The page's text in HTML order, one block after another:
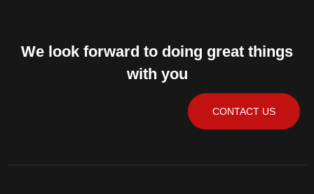
We look forward to doing great things
with you
CONTACT US